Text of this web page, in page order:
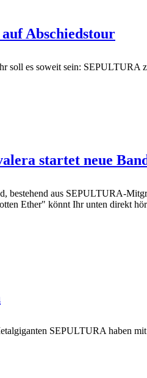
Abschiedstour
soll es soweit sein: SEPULTURA
startet neue
bestehend aus SEPULTURA-
Ether" könnt Ihr unten direkt
SEPULTURA haben